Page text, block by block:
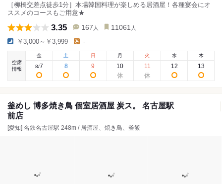
［柳橋交差点徒歩1分］本場韓国料理が楽しめる居酒屋！各種宴会にオ
ススメのコースもご用意★
3.35 167 人 11061 人
￥3,000～￥3,999 -
空席
情報
金
8/7
土
8
日
9
月
10
火
11
水
12
木
13
釜めし 博多焼き鳥 個室居酒屋 炭ス。 名古屋駅
前店
[愛知] 名鉄名古屋駅 248m / 居酒屋、焼き鳥、釜飯